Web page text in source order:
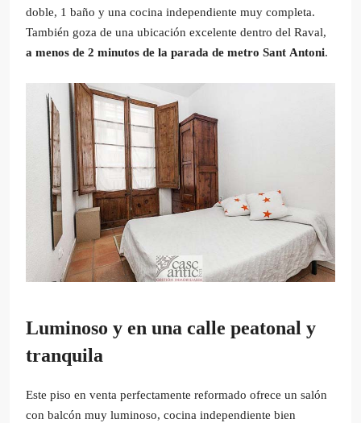
doble, 1 baño y una cocina independiente muy completa.
También goza de una ubicación excelente dentro del Raval,
a menos de 2 minutos de la parada de metro Sant Antoni.
Luminoso y en una calle peatonal y
tranquila
Este piso en venta perfectamente reformado ofrece un salón
con balcón muy luminoso, cocina independiente bien